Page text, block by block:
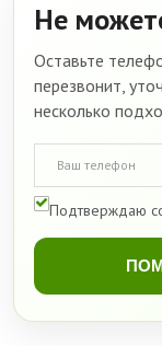
Не
Оставьте
перезвонит,
несколько
Подтверждаю